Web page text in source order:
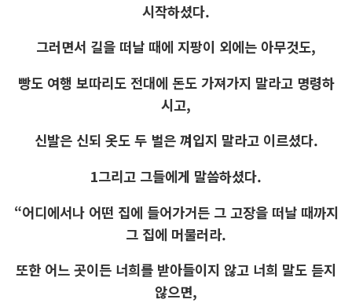
시작하셨다.
그러면서 길을 떠날 때에 지팡이 외에는 아무것도,
빵도 여행 보따리도 전대에 돈도 가져가지 말라고 명령하
시고,
신발은 신되 옷도 두 벌은 껴입지 말라고 이르셨다.
1그리고 그들에게 말씀하셨다.
“어디에서나 어떤 집에 들어가거든 그 고장을 떠날 때까지
그 집에 머물러라.
또한 어느 곳이든 너희를 받아들이지 않고 너희 말도 듣지
않으면,